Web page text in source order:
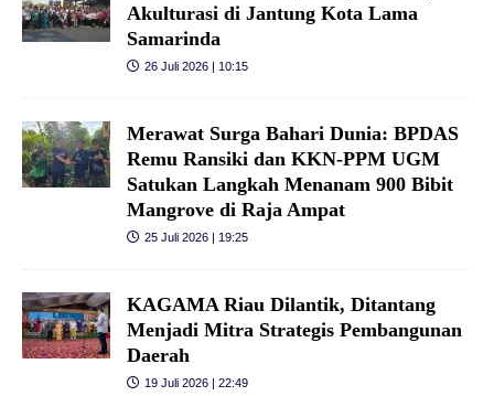
Akulturasi di Jantung Kota Lama
Samarinda
26 Juli 2026 | 10:15
Merawat Surga Bahari Dunia: BPDAS
Remu Ransiki dan KKN-PPM UGM
Satukan Langkah Menanam 900 Bibit
Mangrove di Raja Ampat
25 Juli 2026 | 19:25
KAGAMA Riau Dilantik, Ditantang
Menjadi Mitra Strategis Pembangunan
Daerah
19 Juli 2026 | 22:49